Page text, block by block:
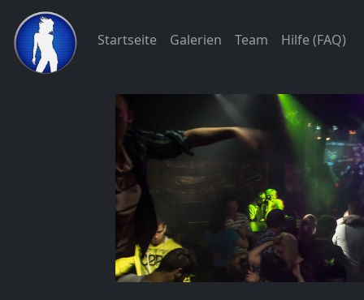
Startseite Galerien Team Hilfe (FAQ)